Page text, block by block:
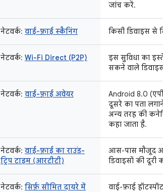
जांच करें.
नेटवर्क: वाई-फ़ाई स्कैनिंग किसी डिवाइस से
नेटवर्क: Wi-Fi Direct (P2P)
इस सुविधा का
सकने वाले
नेटवर्क: वाई-फ़ाई अवेयर
Android 8.0
दूसरे का पता
अन्य तरह की
कहा जाता है.
नेटवर्क: वाई-फ़ाई का राउंड-
ट्रिप टाइम (आरटीटी)
आस-पास मौजूद
डिवाइसों की दूरी
नेटवर्क: सिर्फ़ सीमित दायरे में
वाई-फ़ाई